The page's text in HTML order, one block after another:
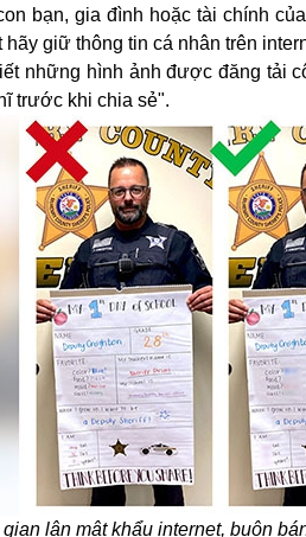
bạn, gia đình hoặc tài chính
hãy giữ thông tin cá nhân trên
những hình ảnh được đăng tải
trước khi chia sẻ".
lận mật khẩu internet, buôn